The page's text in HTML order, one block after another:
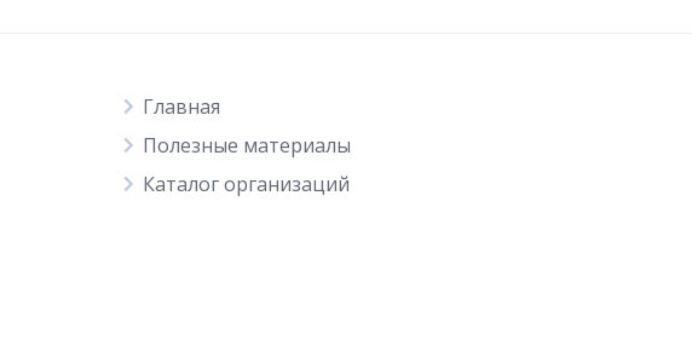
Главная
Полезные материалы
Каталог организаций